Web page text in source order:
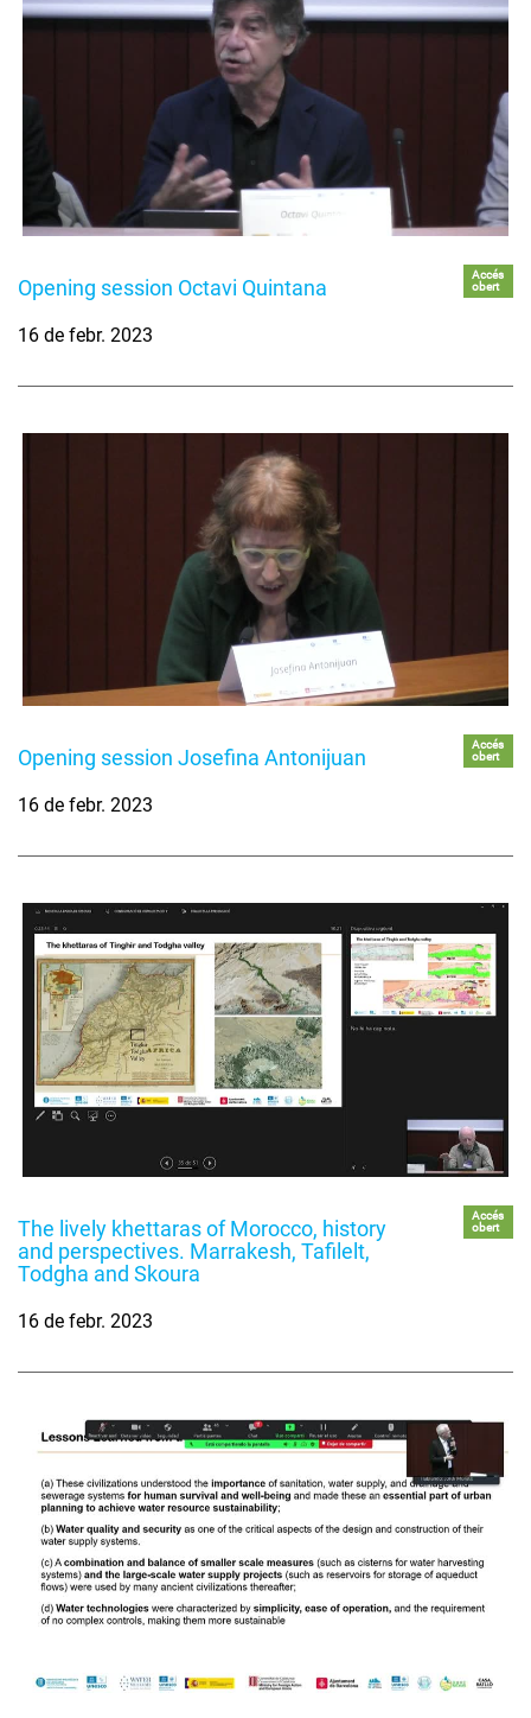
Opening session Octavi Quintana
Accés
obert
16 de febr. 2023
Opening session Josefina Antonijuan
Accés
obert
16 de febr. 2023
The lively khettaras of Morocco, history
and perspectives. Marrakesh, Tafilelt,
Todgha and Skoura
Accés
obert
16 de febr. 2023